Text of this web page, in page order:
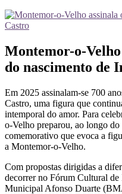
Montemor-o-Velho
do nascimento de
Em 2025 assinalam-se 700
Castro, uma figura que
intemporal do amor. Para
o-Velho preparou, ao longo
comemorativo que evoca a
a Montemor-o-Velho.
Com propostas dirigidas a
decorrer no Fórum Cultural
Municipal Afonso Duarte